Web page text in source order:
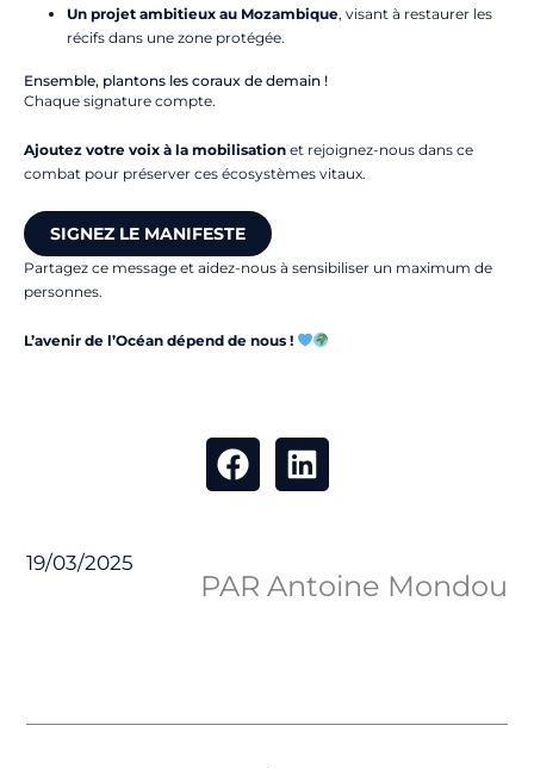
Un projet ambitieux au Mozambique, visant à restaurer les
récifs dans une zone protégée.
Ensemble, plantons les coraux de demain !
Chaque signature compte.
Ajoutez votre voix à la mobilisation et rejoignez-nous dans ce
combat pour préserver ces écosystèmes vitaux.
SIGNEZ LE MANIFESTE
Partagez ce message et aidez-nous à sensibiliser un maximum de
personnes.
L’avenir de l’Océan dépend de nous !
19/03/2025
PAR Antoine Mondou